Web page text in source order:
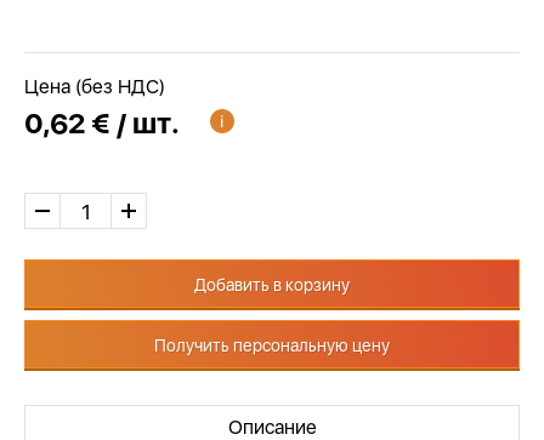
Цена (без НДС)
0,62 € / шт.
Добавить в корзину
Получить персональную цену
Описание